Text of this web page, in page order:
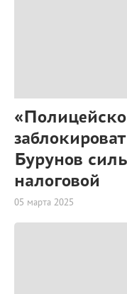
Бурунов
налоговой
05 марта 2025